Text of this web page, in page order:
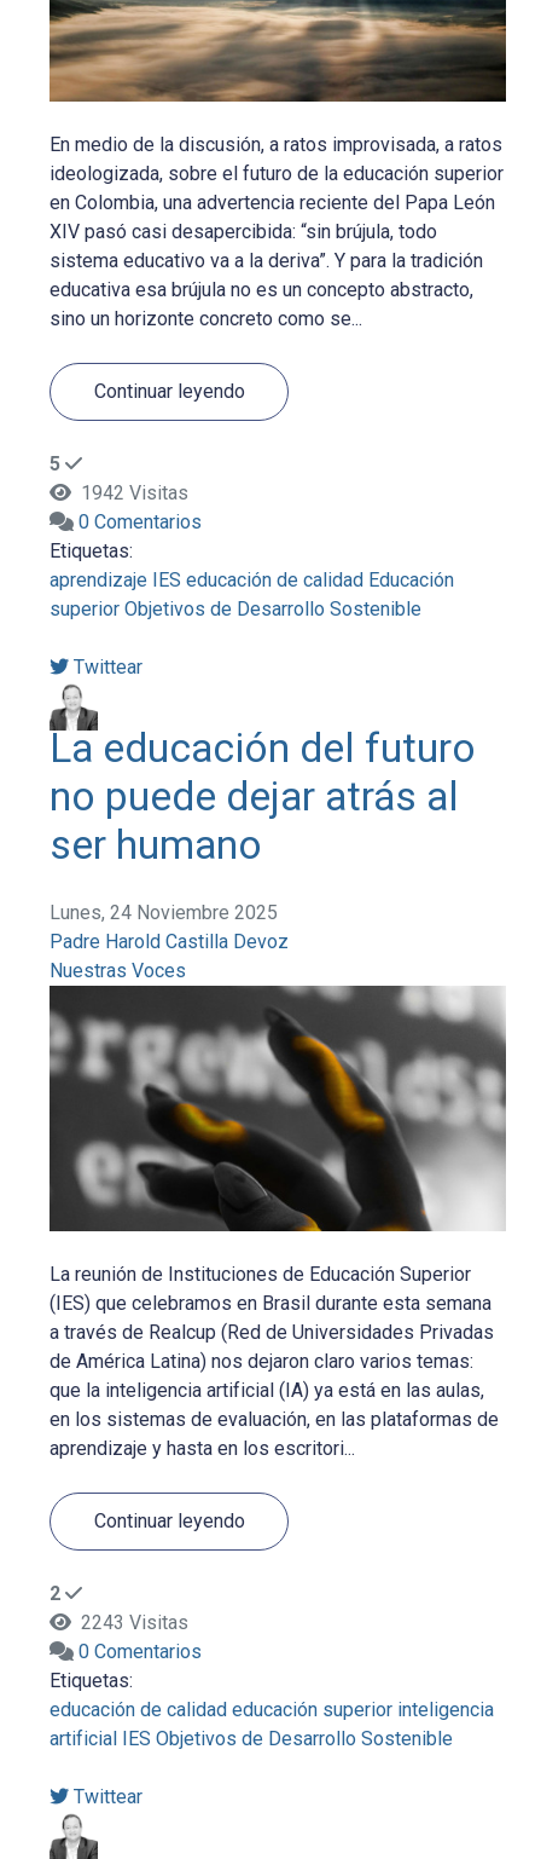
En medio de la discusión, a ratos improvisada, a ratos
ideologizada, sobre el futuro de la educación superior
en Colombia, una advertencia reciente del Papa León
XIV pasó casi desapercibida: “sin brújula, todo
sistema educativo va a la deriva”. Y para la tradición
educativa esa brújula no es un concepto abstracto,
sino un horizonte concreto como se...
Continuar leyendo
5
1942 Visitas
0 Comentarios
Etiquetas:
aprendizaje
IES educación de calidad Educación
superior Objetivos de Desarrollo Sostenible
Twittear
La educación del futuro
no puede dejar atrás al
ser humano
Lunes, 24 Noviembre 2025
Padre Harold Castilla Devoz
Nuestras Voces
La reunión de Instituciones de Educación Superior
(IES) que celebramos en Brasil durante esta semana
a través de Realcup (Red de Universidades Privadas
de América Latina) nos dejaron claro varios temas:
que la inteligencia artificial (IA) ya está en las aulas,
en los sistemas de evaluación, en las plataformas de
aprendizaje y hasta en los escritori...
Continuar leyendo
2
2243 Visitas
0 Comentarios
Etiquetas:
educación de calidad educación superior inteligencia
artificial
IES Objetivos de Desarrollo Sostenible
Twittear